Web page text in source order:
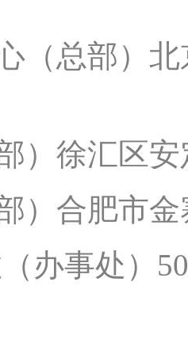
（总部）
）徐汇区
）合肥市
办事处）